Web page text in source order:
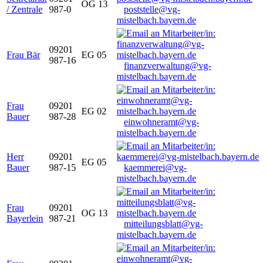
/ Zentrale
987-0
OG 13
poststelle@vg-
mistelbach.bayern.de
Frau Bär
09201
987-16
EG 05
finanzverwaltung@vg-
mistelbach.bayern.de
Frau
Bauer
09201
987-28
EG 02
einwohneramt@vg-
mistelbach.bayern.de
Herr
Bauer
09201
987-15
EG 05
kaemmerei@vg-
mistelbach.bayern.de
Frau
Bayerlein
09201
987-21
OG 13
mitteilungsblatt@vg-
mistelbach.bayern.de